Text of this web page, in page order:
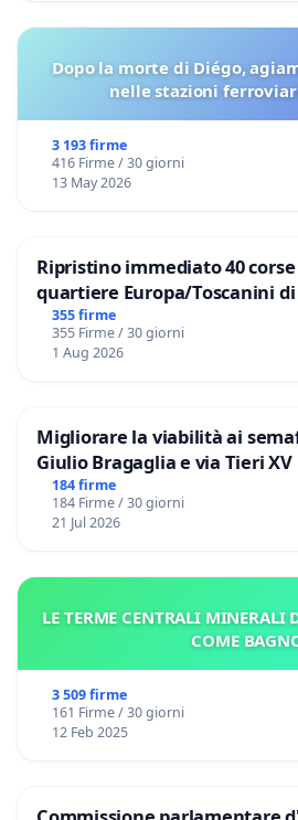
Dopo la morte di Diégo,
nelle stazioni
3 193 firme
416 Firme / 30 giorni
13 May 2026
Ripristino immediato 40
quartiere Europa/Toscanini
355 firme
355 Firme / 30 giorni
1 Aug 2026
Migliorare la viabilità ai
Giulio Bragaglia e via Tieri XV
ROMA
184 firme
184 Firme / 30 giorni
21 Jul 2026
LE TERME CENTRALI MINERALI
COME
3 509 firme
161 Firme / 30 giorni
12 Feb 2025